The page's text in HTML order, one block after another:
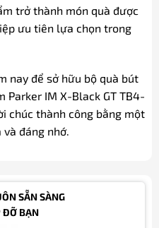
trở thành món quà được
ưu tiên lựa chọn trong
nay để sở hữu bộ quà bút
Parker IM X-Black GT TB4-
chúc thành công bằng một
đáng nhớ.
SẴN SÀNG
ĐỠ BẠN